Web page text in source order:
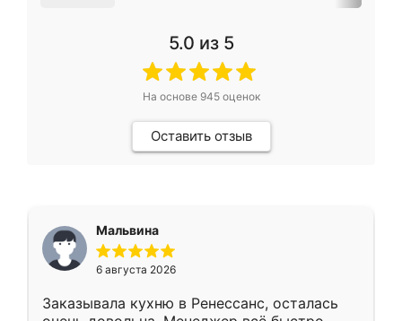
5.0 из 5
На основе 945оценок
Оставить отзыв
Мальвина
6 августа 2026
Заказывала кухню в Ренессанс, осталась